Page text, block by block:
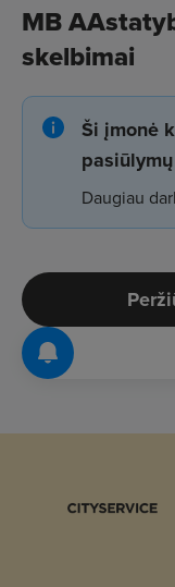
MB
skelbimai
Ši įmonė
pasiūlymų
Daugiau